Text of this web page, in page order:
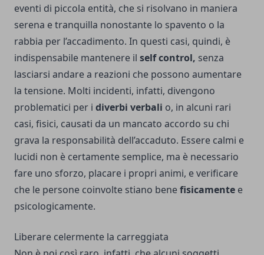
eventi di piccola entità, che si risolvano in maniera
serena e tranquilla nonostante lo spavento o la
rabbia per l’accadimento. In questi casi, quindi, è
indispensabile mantenere il self control, senza
lasciarsi andare a reazioni che possono aumentare
la tensione. Molti incidenti, infatti, divengono
problematici per i diverbi verbali o, in alcuni rari
casi, fisici, causati da un mancato accordo su chi
grava la responsabilità dell’accaduto. Essere calmi e
lucidi non è certamente semplice, ma è necessario
fare uno sforzo, placare i propri animi, e verificare
che le persone coinvolte stiano benefisicamente e
psicologicamente.
Liberare celermente la carreggiata